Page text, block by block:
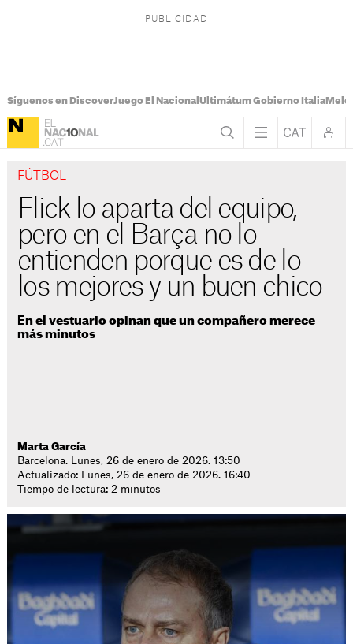
Síguenos en DiscoverJuego El Nacional Ultimátum Gobierno Italia
FÚTBOL
Flick lo aparta del equipo,
pero en el Barça no lo
entienden porque es de lo
los mejores y un buen chico
En el vestuario opinan que un compañero merece
más minutos
Marta García
Barcelona. Lunes, 26 de enero de 2026. 13:50
Actualizado: Lunes, 26 de enero de 2026. 16:40
Tiempo de lectura: 2 minutos